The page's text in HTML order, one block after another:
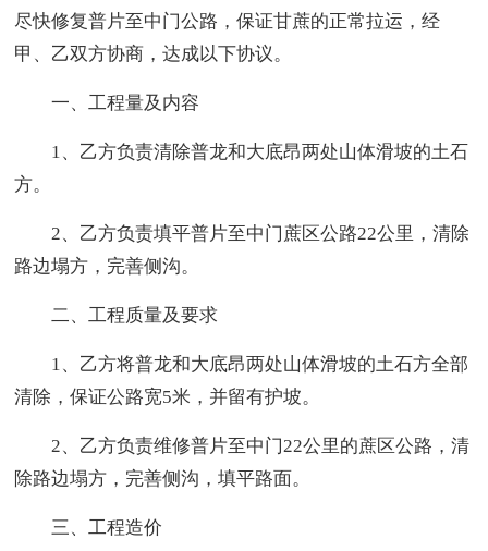
尽快修复普片至中门公路，保证甘蔗的正常拉运，经
甲、乙双方协商，达成以下协议。
一、工程量及内容
1、乙方负责清除普龙和大底昂两处山体滑坡的土石
方。
2、乙方负责填平普片至中门蔗区公路22公里，清除
路边塌方，完善侧沟。
二、工程质量及要求
1、乙方将普龙和大底昂两处山体滑坡的土石方全部
清除，保证公路宽5米，并留有护坡。
2、乙方负责维修普片至中门22公里的蔗区公路，清
除路边塌方，完善侧沟，填平路面。
三、工程造价